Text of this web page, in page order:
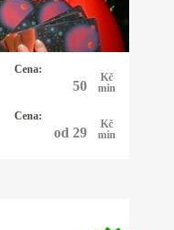
Cena:
50
Kč
min
Cena:
od 29
Kč
min
ten život
„PROČ“.